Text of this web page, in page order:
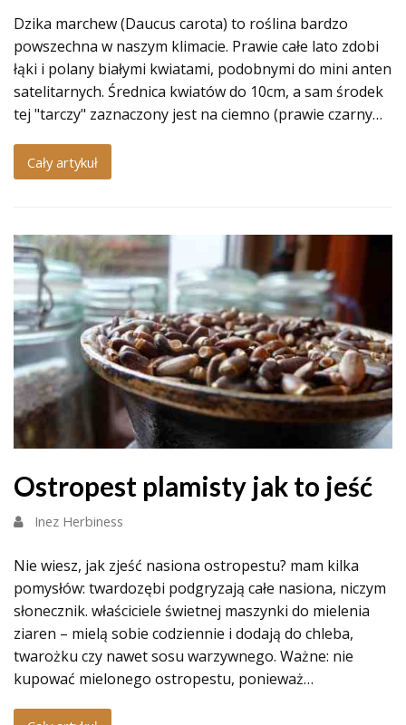
Dzika marchew (Daucus carota) to roślina bardzo
powszechna w naszym klimacie. Prawie całe lato zdobi
łąki i polany białymi kwiatami, podobnymi do mini anten
satelitarnych. Średnica kwiatów do 10cm, a sam środek
tej "tarczy" zaznaczony jest na ciemno (prawie czarny…
Cały artykuł
Ostropest plamisty jak to jeść
Inez Herbiness
Nie wiesz, jak zjeść nasiona ostropestu? mam kilka
pomysłów: twardozębi podgryzają całe nasiona, niczym
słonecznik. właściciele świetnej maszynki do mielenia
ziaren – mielą sobie codziennie i dodają do chleba,
twarożku czy nawet sosu warzywnego. Ważne: nie
kupować mielonego ostropestu, ponieważ…